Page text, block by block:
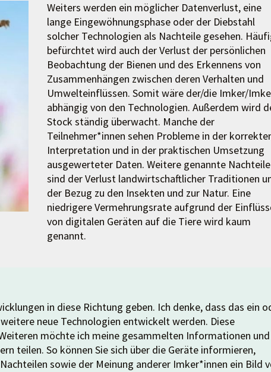
Weiters werden ein möglicher Datenverlust, eine
lange Eingewöhnungsphase oder der Diebstahl
solcher Technologien als Nachteile gesehen.
befürchtet wird auch der Verlust der persönlichen
Beobachtung der Bienen und des Erkennens von
Zusammenhängen zwischen deren Verhalten und
Umwelteinflüssen. Somit wäre der/die Imker/
abhängig von den Technologien. Außerdem wird
Stock ständig überwacht. Manche der
Teilnehmer*innen sehen Probleme in der
Interpretation und in der praktischen Umsetzung
ausgewerteter Daten. Weitere genannte Nachteile
sind der Verlust landwirtschaftlicher Traditionen
der Bezug zu den Insekten und zur Natur. Eine
niedrigere Vermehrungsrate aufgrund der
von digitalen Geräten auf die Tiere wird kaum
genannt.
in diese Richtung geben. Ich denke, dass das ein
neue Technologien entwickelt werden. Diese
möchte ich meine gesammelten Informationen und
teilen. So können Sie sich über die Geräte informieren,
sowie der Meinung anderer Imker*innen ein Bild